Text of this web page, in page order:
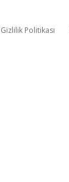
Gizlilik Politikası